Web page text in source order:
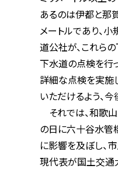
あるのは伊都と那賀の
メートルであり、小規
道公社が、これらの下
下水道の点検を行って
詳細な点検を実施して
いただけるよう、今後
それでは、和歌山県の
の日に六十谷水管橋の
に影響を及ぼし、市民
現代表が国土交通大臣